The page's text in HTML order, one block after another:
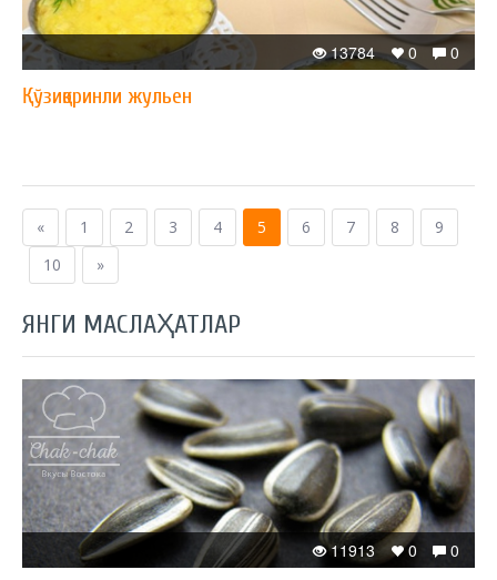
0
0
13784
Қўзиқоринли жульен
« 1 2 3 4 5 6 7 8
9
10
»
ЯНГИ МАСЛАҲАТЛАР
0
0
11913